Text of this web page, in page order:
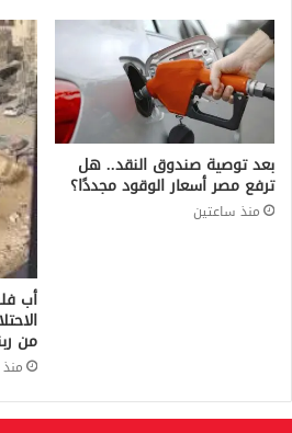
بعد توصية صندوق النقد.. هل
ترفع مصر أسعار الوقود مجددًا؟
منذ ساعتين
أب
من
منذ 6 ساعات